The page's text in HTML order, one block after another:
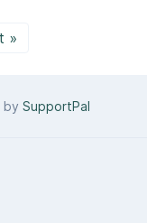
»
by SupportPal